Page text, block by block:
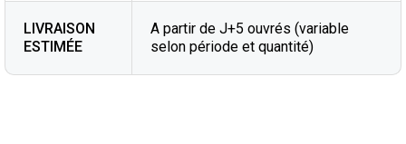
LIVRAISON
ESTIMÉE
A partir de J+5 ouvrés (variable
selon période et quantité)